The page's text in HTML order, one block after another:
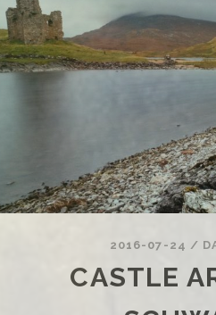
2016-07-24 /
CASTLE